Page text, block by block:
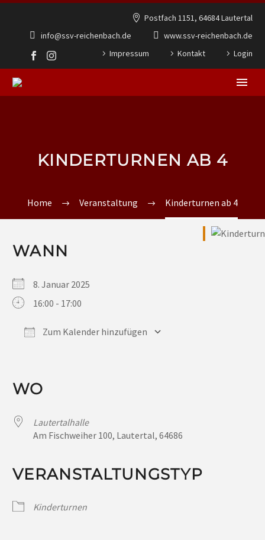
Postfach 1151, 64684 Lautertal
info@ssv-reichenbach.de
www.ssv-reichenbach.de
Impressum
Kontakt Login
KINDERTURNEN AB 4
Home Veranstaltung Kinderturnen ab 4
WANN
8. Januar 2025
16:00 - 17:00
Zum Kalender hinzufügen
WO
Lautertalhalle
Am Fischweiher 100, Lautertal, 64686
VERANSTALTUNGSTYP
Kinderturnen